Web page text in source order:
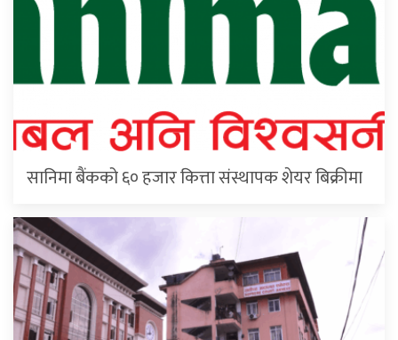
सानिमा बैंकको ६० हजार कित्ता संस्थापक शेयर बिक्रीमा